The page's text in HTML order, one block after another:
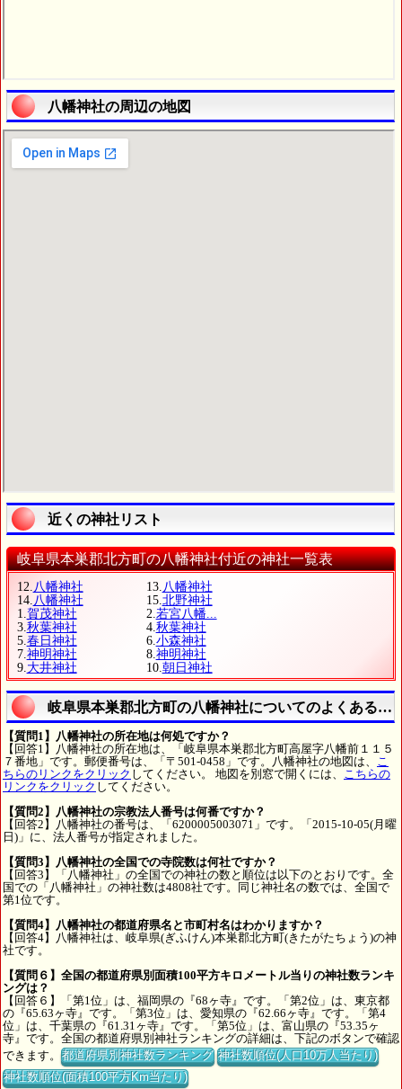
八幡神社の周辺の地図
近くの神社リスト
岐阜県本巣郡北方町の八幡神社付近の神社一覧表
12.八幡神社 13.八幡神社
14.八幡神社 15.北野神社
1.賀茂神社 2.若宮八幡...
3.秋葉神社 4.秋葉神社
5.春日神社 6.小森神社
7.神明神社 8.神明神社
9.大井神社 10.朝日神社
岐阜県本巣郡北方町の八幡神社についてのよくある質
【質問1】八幡神社の所在地は何処ですか？
【回答1】八幡神社の所在地は、「岐阜県本巣郡北方町高屋字八幡前１１５
７番地」です。郵便番号は、「〒501-0458」です。八幡神社の地図は、 こ
ちらのリンクをクリック してください。 地図を別窓で開くには、 こちらの
リンクをクリック してください。
【質問2】八幡神社の宗教法人番号は何番ですか？
【回答2】八幡神社の番号は、「6200005003071」です。「2015-10-05(月曜
日)」に、法人番号が指定されました。
【質問3】八幡神社の全国での寺院数は何社ですか？
【回答3】「八幡神社」の全国での神社の数と順位は以下のとおりです。全
国での「八幡神社」の神社数は4808社です。同じ神社名の数では、全国で
第1位です。
【質問4】八幡神社の都道府県名と市町村名はわかりますか？
【回答4】八幡神社は、岐阜県(ぎふけん)本巣郡北方町(きたがたちょう)の神
社です。
【質問６】全国の都道府県別面積100平方キロメートル当りの神社数ランキ
ングは？
【回答６】「第1位」は、福岡県の『68ヶ寺』です。「第2位」は、東京都
の『65.63ヶ寺』です。「第3位」は、愛知県の『62.66ヶ寺』です。「第4
位」は、千葉県の『61.31ヶ寺』です。「第5位」は、富山県の『53.35ヶ
寺』です。全国の都道府県別神社ランキングの詳細は、下記のボタンで確認
できます。都道府県別神社数ランキング 神社数順位(人口10万人当たり)
神社数順位(面積100平方Km当たり)